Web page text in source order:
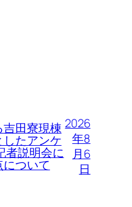
田寮現棟
たアンケ
者説明会に
ついて
2026
年8
月6
日